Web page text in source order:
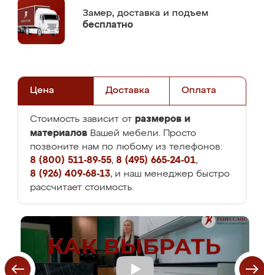
Замер, доставка и подъем
бесплатно
Цена Доставка Оплата
Стоимость зависит от размеров и
материалов Вашей мебели. Просто
позвоните нам по любому из телефонов:
8 (800) 511-89-55, 8 (495) 665-24-01,
8 (926) 409-68-13, и наш менеджер быстро
рассчитает стоимость.